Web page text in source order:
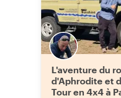
L'aventure du
d'Aphrodite et
Tour en 4x4 à